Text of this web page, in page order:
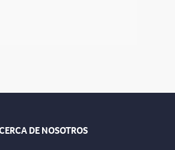
DE NOSOTROS